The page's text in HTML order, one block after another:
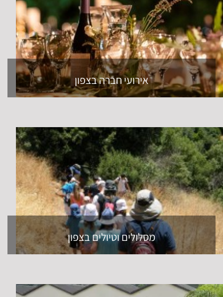
אירועי חברה בצפון
מסלולים וטיולים בצפון